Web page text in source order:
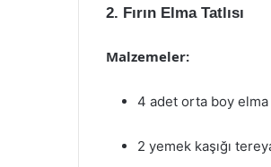
2. Fırın Elma Tatlısı
Malzemeler:
4 adet orta boy elma
2 yemek kaşığı